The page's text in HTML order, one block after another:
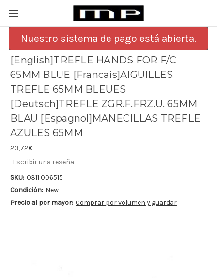
Nuestro sistema de pago está abierta.
[English]TREFLE HANDS FOR F/C
65MM BLUE [Francais]AIGUILLES
TREFLE 65MM BLEUES
[Deutsch]TREFLE ZGR.F.FRZ.U. 65MM
BLAU [Espagnol]MANECILLAS TREFLE
AZULES 65MM
23,72€
Escribir una reseña
SKU: 0311 006515
Condición: New
Precio al por mayor: Comprar por volumen y guardar